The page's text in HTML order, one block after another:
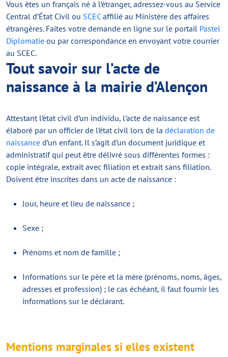
Vous êtes un français né à l’étranger, adressez-vous au Service
Central d’État Civil ou SCECaffilié au Ministère des affaires
étrangères. Faites votre demande en ligne sur le portail Pastel
Diplomatie ou par correspondance en envoyant votre courrier
au SCEC.
Tout savoir sur l’acte de
naissance à la mairie d’Alençon
Attestant l’état civil d’un individu, l’acte de naissance est
élaboré par un officier de l’état civil lors de la déclaration de
naissance d’un enfant. Il s’agit d’un document juridique et
administratif qui peut être délivré sous différentes formes :
copie intégrale, extrait avec filiation et extrait sans filiation.
Doivent être inscrites dans un acte de naissance :
Jour, heure et lieu de naissance ;
Sexe ;
Prénoms et nom de famille ;
Informations sur le père et la mère (prénoms, noms, âges,
adresses et profession) ; le cas échéant, il faut fournir les
informations sur le déclarant.
Mentions marginales si elles existent